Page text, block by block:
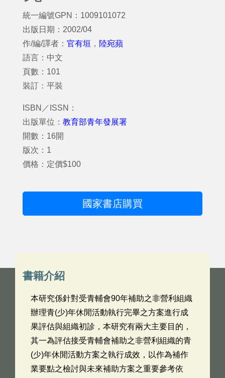
統一編號GPN：1009101072
出版日期：2002/04
作/編/譯者： 官有垣 ， 陸宛蘋
語言：中文
頁數：101
裝訂：平裝
ISBN／ISSN：
出版單位： 教育部青年發展署
開數：16開
版次：1
價格：定價$100
國家書店購買
書籍介紹
本研究係針對受青輔會90年補助之非營利組織
辦理青(少)年休閒活動執行完畢之方案進行成
果評估與組織初診，本研究有兩大主要目的，
其一為評估接受青輔會補助之非營利組織的青
(少)年休閒活動方案之執行成效，以作為補作
業要點之檢討與未來補助方案之重要參考依